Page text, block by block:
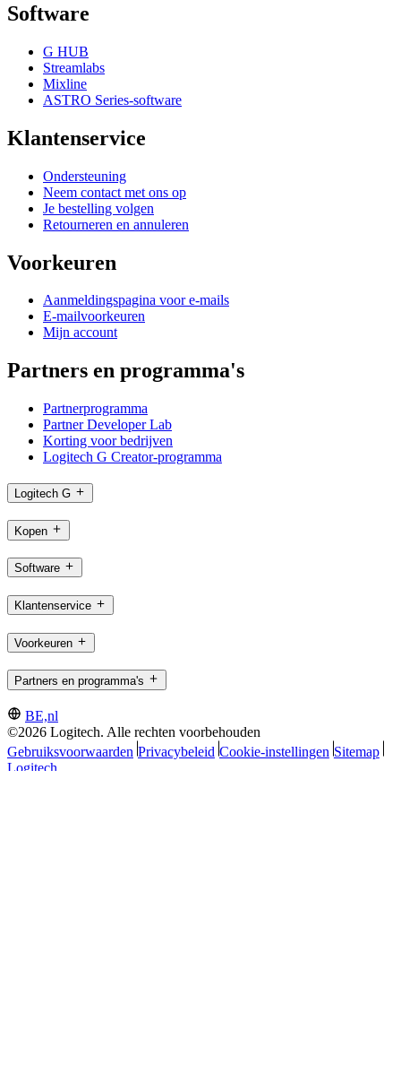
Software
G HUB
Streamlabs
Mixline
ASTRO Series-software
Klantenservice
Ondersteuning
Neem contact met ons op
Je bestelling volgen
Retourneren en annuleren
Voorkeuren
Aanmeldingspagina voor e-mails
E-mailvoorkeuren
Mijn account
Partners en programma's
Partnerprogramma
Partner Developer Lab
Korting voor bedrijven
Logitech G Creator-programma
Logitech G
Kopen
Software
Klantenservice
Voorkeuren
Partners en programma's
BE,nl
©2026 Logitech. Alle rechten voorbehouden
Gebruiksvoorwaarden Privacybeleid Cookie-instellingen Sitemap
Logitech